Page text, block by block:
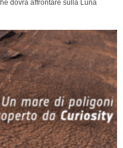
dovrà affrontare sulla Luna